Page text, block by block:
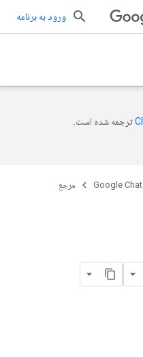
ورود به برنامه
ترجمه شده است.
Google Chat مرجع